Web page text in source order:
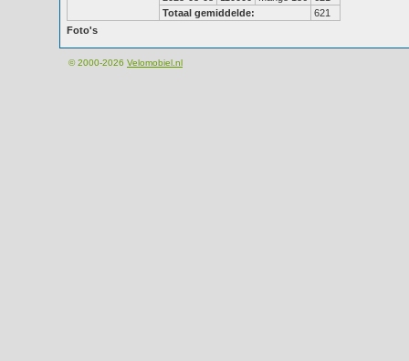
Totaal gemiddelde:
621
Foto's
© 2000-2026 Velomobiel.nl